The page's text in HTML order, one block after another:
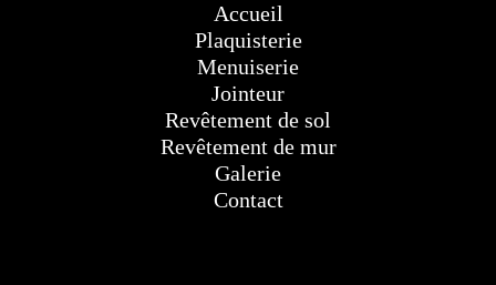
Accueil
Plaquisterie
Menuiserie
Jointeur
Revêtement de sol
Revêtement de mur
Galerie
Contact